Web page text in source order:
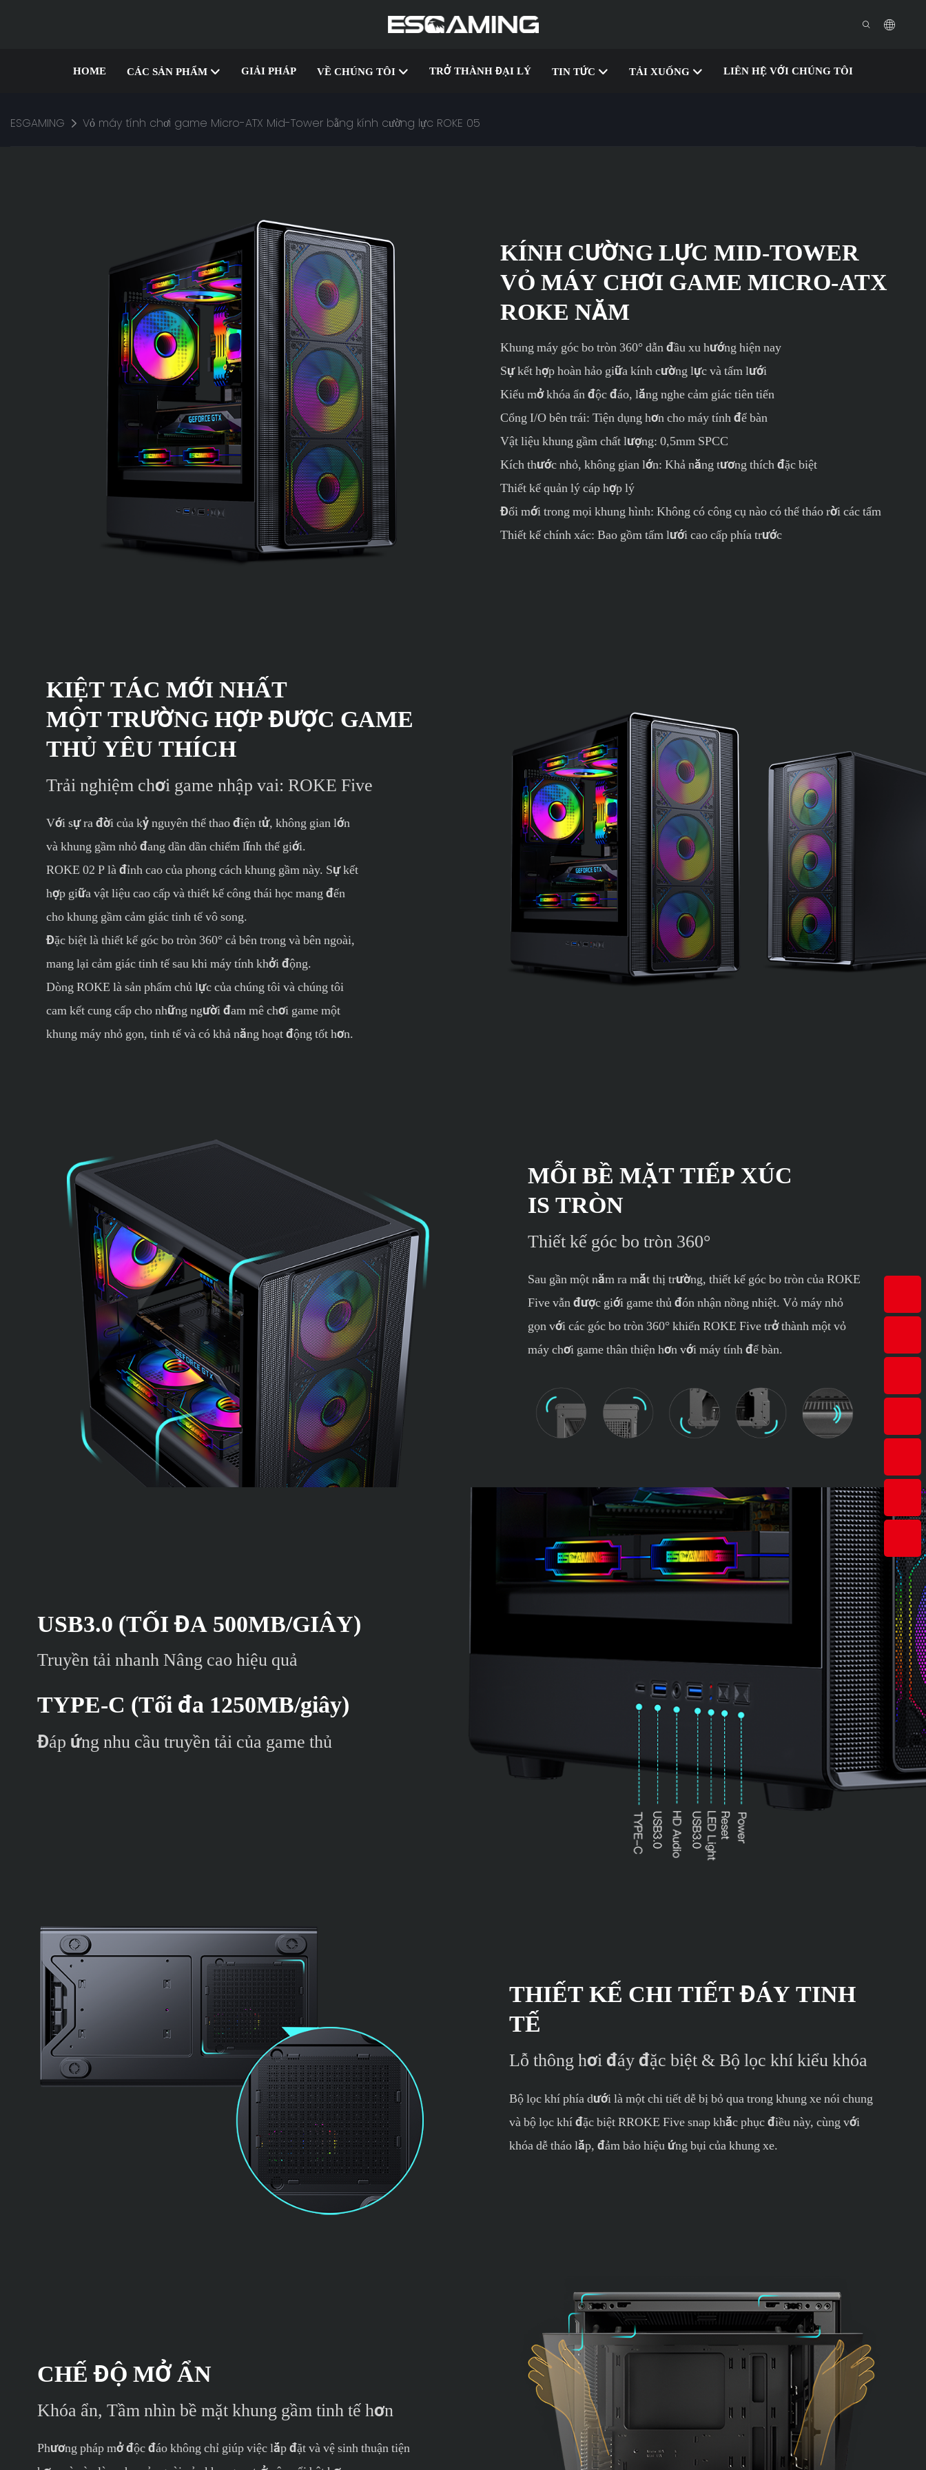
HOME CÁC SẢN PHẨM GIẢI PHÁP VỀ CHÚNG TÔI TRỞ THÀNH ĐẠI LÝ TIN TỨC TẢI XUỐNG LIÊN HỆ VỚI CHÚNG TÔI
ESGAMING Vỏ máy tính chơi game Micro-ATX Mid-Tower bằng kính cường lực ROKE 05
KÍNH CƯỜNG LỰC MID-TOWER
VỎ MÁY CHƠI GAME MICRO-ATX
ROKE NĂM
Khung máy góc bo tròn 360° dẫn đầu xu hướng hiện nay
Sự kết hợp hoàn hảo giữa kính cường lực và tấm lưới
Kiểu mở khóa ẩn độc đáo, lắng nghe cảm giác tiên tiến
Cổng I/O bên trái: Tiện dụng hơn cho máy tính để bàn
Vật liệu khung gầm chất lượng: 0,5mm SPCC
Kích thước nhỏ, không gian lớn: Khả năng tương thích đặc biệt
Thiết kế quản lý cáp hợp lý
Đổi mới trong mọi khung hình: Không có công cụ nào có thể tháo rời các tấm
Thiết kế chính xác: Bao gồm tấm lưới cao cấp phía trước
KIỆT TÁC MỚI NHẤT
MỘT TRƯỜNG HỢP ĐƯỢC GAME
THỦ YÊU THÍCH
Trải nghiệm chơi game nhập vai: ROKE Five
Với sự ra đời của kỷ nguyên thể thao điện tử, không gian lớn
và khung gầm nhỏ đang dần dần chiếm lĩnh thế giới.
ROKE 02 P là đỉnh cao của phong cách khung gầm này. Sự kết
hợp giữa vật liệu cao cấp và thiết kế công thái học mang đến
cho khung gầm cảm giác tinh tế vô song.
Đặc biệt là thiết kế góc bo tròn 360° cả bên trong và bên ngoài,
mang lại cảm giác tinh tế sau khi máy tính khởi động.
Dòng ROKE là sản phẩm chủ lực của chúng tôi và chúng tôi
cam kết cung cấp cho những người đam mê chơi game một
khung máy nhỏ gọn, tinh tế và có khả năng hoạt động tốt hơn.
MỖI BỀ MẶT TIẾP XÚC
IS TRÒN
Thiết kế góc bo tròn 360°
Sau gần một năm ra mắt thị trường, thiết kế góc bo tròn của ROKE
Five vẫn được giới game thủ đón nhận nồng nhiệt. Vỏ máy nhỏ
gọn với các góc bo tròn 360° khiến ROKE Five trở thành một vỏ
máy chơi game thân thiện hơn với máy tính để bàn.
USB3.0 (TỐI ĐA 500MB/GIÂY)
Truyền tải nhanh Nâng cao hiệu quả
TYPE-C (Tối đa 1250MB/giây)
Đáp ứng nhu cầu truyền tải của game thủ
THIẾT KẾ CHI TIẾT ĐÁY TINH
TẾ
Lỗ thông hơi đáy đặc biệt & Bộ lọc khí kiểu khóa
Bộ lọc khí phía dưới là một chi tiết dễ bị bỏ qua trong khung xe nói chung
và bộ lọc khí đặc biệt RROKE Five snap khắc phục điều này, cùng với
khóa dễ tháo lắp, đảm bảo hiệu ứng bụi của khung xe.
CHẾ ĐỘ MỞ ẨN
Khóa ẩn, Tầm nhìn bề mặt khung gầm tinh tế hơn
Phương pháp mở độc đáo không chỉ giúp việc lắp đặt và vệ sinh thuận tiện